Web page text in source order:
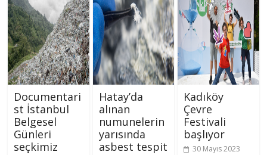
Documentari
st İstanbul
Belgesel
Günleri
seçkimiz
Hatay’da
alınan
numunelerin
yarısında
asbest tespit
Kadıköy
Çevre
Festivali
başlıyor
30 Mayıs 2023